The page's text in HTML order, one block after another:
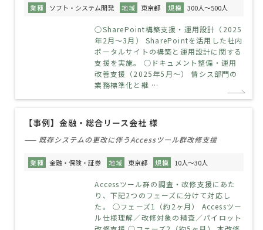
業種 ソフト・システム開発 地域 東京都 規模 300人～500人
○SharePoint構築支援・運用設計（2025
年2月～3月） SharePointを活用した社内
ポータルサイトの構築と運用設計に関する
支援を実施。 ○ドキュメント整備・運用
改善支援（2025年5月～） 情シス部門の
業務標準化と継 …
【事例】金融・総合リース会社 様
—— 既存システムの更改に伴うAccessツール群改修支援
業種 金融・保険・証券 地域 東京都 規模 10人～30人
Accessツール群の調査・改修支援にあた
り、下記2つのフェーズに分けて対応し
た。 ○フェーズ1（約2ヶ月） Accessツー
ル仕様理解／改修対象の精査／パイロット